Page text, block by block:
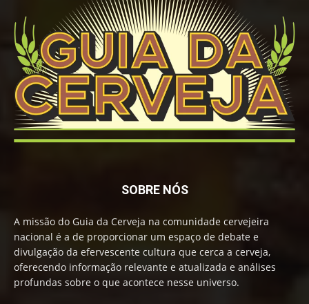
SOBRE NÓS
A missão do Guia da Cerveja na comunidade cervejeira
nacional é a de proporcionar um espaço de debate e
divulgação da efervescente cultura que cerca a cerveja,
oferecendo informação relevante e atualizada e análises
profundas sobre o que acontece nesse universo.